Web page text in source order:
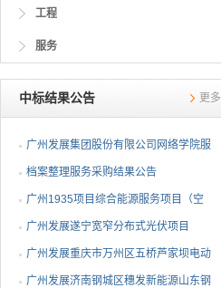
工程
服务
中标结果公告 更多
广州发展集团股份有限公司网络学院服
务采购结果公告
档案整理服务采购结果公告
广州1935项目综合能源服务项目（空
调系统部分）EPC总承包中标公告
广州发展遂宁宽窄分布式光伏项目
EPC总承包中标公告
广州发展重庆市万州区五桥芦家坝电动
重卡充电站一期项目EPC总承包中标
广州发展济南钢城区穗发新能源山东钢